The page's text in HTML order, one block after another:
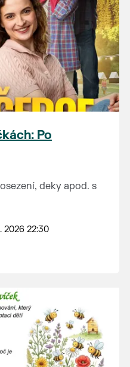
Po
deky apod. s
se promítání ruší.
promítáním,
2026 22:30